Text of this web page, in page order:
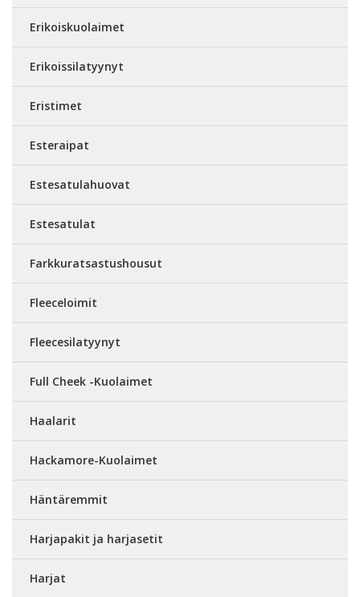
Erikoiskuolaimet
Erikoissilatyynyt
Eristimet
Esteraipat
Estesatulahuovat
Estesatulat
Farkkuratsastushousut
Fleeceloimit
Fleecesilatyynyt
Full Cheek -Kuolaimet
Haalarit
Hackamore-Kuolaimet
Häntäremmit
Harjapakit ja harjasetit
Harjat